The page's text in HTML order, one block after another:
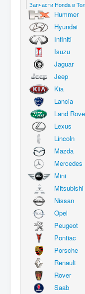
Запчасти Honda в
Hummer
Hyundai
Infiniti
Isuzu
Jaguar
Jeep
Kia
Lancia
Land
Lexus
Lincoln
Mazda
Mercedes
Mini
Mitsubishi
Nissan
Opel
Peugeot
Pontiac
Porsche
Renault
Rover
Saab